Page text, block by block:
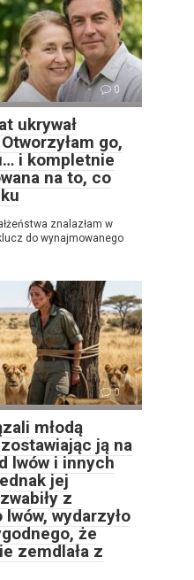
0
ukrywał
go,
i kompletnie
na to, co
znalazłam w
do wynajmowanego
0
młodą
ją na
lwów i innych
jej
z
wydarzyło
że
zemdlała z